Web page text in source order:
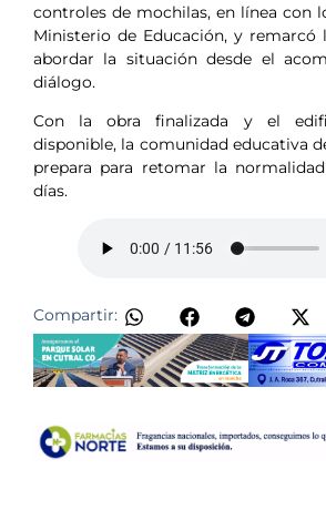
controles de mochilas, en línea con
Ministerio de Educación, y remarcó
abordar la situación desde el
diálogo.
Con la obra finalizada y el
disponible, la comunidad educativa
prepara para retomar la
días.
Compartir: